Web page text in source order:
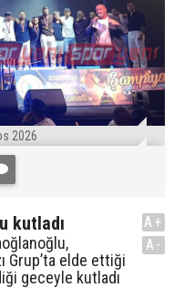
2026
kutladı
Grup’ta elde ettiği
geceyle kutladı
A+
A-